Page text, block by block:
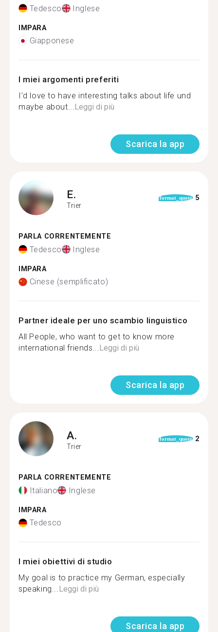
Tedesco Inglese
IMPARA
Giapponese
I miei argomenti preferiti
I’d love to have interesting talks about life und
maybe about...Leggi di più
Scarica la app
E.
Trier
format_quote 5
PARLA CORRENTEMENTE
Tedesco Inglese
IMPARA
Cinese (semplificato)
Partner ideale per uno scambio linguistico
All People, who want to get to know more
international friends...Leggi di più
Scarica la app
A.
Trier
format_quote 2
PARLA CORRENTEMENTE
Italiano Inglese
IMPARA
Tedesco
I miei obiettivi di studio
My goal is to practice my German, especially
speaking...Leggi di più
Scarica la app